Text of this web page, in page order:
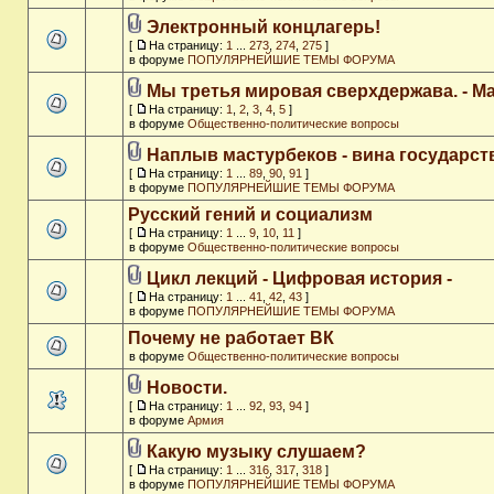
Электронный концлагерь!
[ На страницу: 1 273 274 275 ]
в форуме ПОПУЛЯРНЕЙШИЕ ТЕМЫ ФОРУМА
Мы третья мировая сверхдержава. -
[ На страницу: 1 2 3 4 5 ]
в форуме Общественно-политические вопросы
Наплыв мастурбеков - вина
[ На страницу: 1 89 90 91 ]
в форуме ПОПУЛЯРНЕЙШИЕ ТЕМЫ ФОРУМА
Русский гений и социализм
[ На страницу: 1 9 10 11 ]
в форуме Общественно-политические вопросы
Цикл лекций - Цифровая история -
[ На страницу: 1 41 42 43 ]
в форуме ПОПУЛЯРНЕЙШИЕ ТЕМЫ ФОРУМА
Почему не работает ВК
в форуме Общественно-политические вопросы
Новости.
[ На страницу: 1 92 93 94 ]
в форуме Армия
Какую музыку слушаем?
[ На страницу: 1 316 317 318 ]
в форуме ПОПУЛЯРНЕЙШИЕ ТЕМЫ ФОРУМА